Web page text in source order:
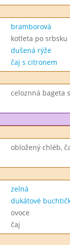
bramborová
kotleta po srbsku
dušená rýže
čaj s citronem
celoznná bageta
obložený chléb,
zelná
dukátové
ovoce
čaj